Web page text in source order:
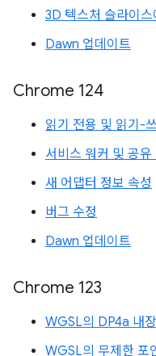
3D 텍스처 슬라이스
Dawn 업데이트
Chrome 124
읽기 전용 및 읽기-
서비스 워커 및 공유
새 어댑터 정보 속성
버그 수정
Dawn 업데이트
Chrome 123
WGSL의 DP4a 내
WGSL의 무제한 포